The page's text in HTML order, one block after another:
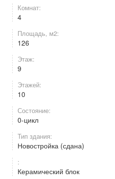
Комнат:
4
Площадь, м2:
126
Этаж:
9
Этажей:
10
Состояние:
0-цикл
Тип здания:
Новостройка (сдана)
:
Керамический блок